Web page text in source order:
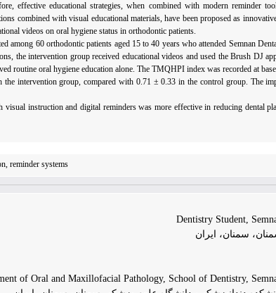
effective educational strategies, when combined with modern reminder
combined with visual educational materials, have been proposed as
videos on oral hygiene status in orthodontic patients.
among 60 orthodontic patients aged 15 to 40 years who attended Semnan
the intervention group received educational videos and used the Brush DJ
routine oral hygiene education alone. The TMQHPI index was recorded at
intervention group, compared with 0.71 ± 0.33 in the control group. The
instruction and digital reminders was more effective in reducing dental
reminder systems
Dentistry Student,
سمنان، ایران
of Oral and Maxillofacial Pathology, School of Dentistry,